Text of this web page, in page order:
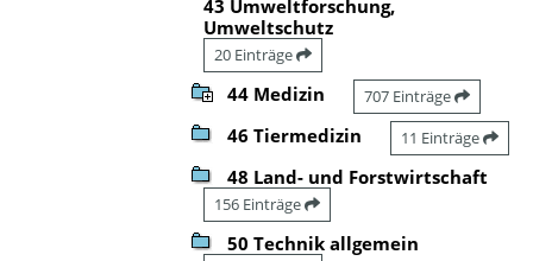
43 Umweltforschung,
Umweltschutz
20 Einträge
44 Medizin 707 Einträge
46 Tiermedizin 11 Einträge
48 Land- und Forstwirtschaft
156 Einträge
50 Technik allgemein